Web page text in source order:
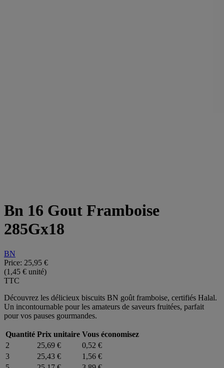
Bn 16 Gout Framboise
285Gx18
BN
Price: 25,95 €
(1,45 € unité)
TTC
Découvrez les délicieux biscuits BN goût framboise, certifiés Halal.
Un incontournable pour les amateurs de saveurs fruitées, parfait
pour vos pauses gourmandes.
Quantité Prix unitaire Vous économisez
2
25,69 €
0,52 €
3
25,43 €
1,56 €